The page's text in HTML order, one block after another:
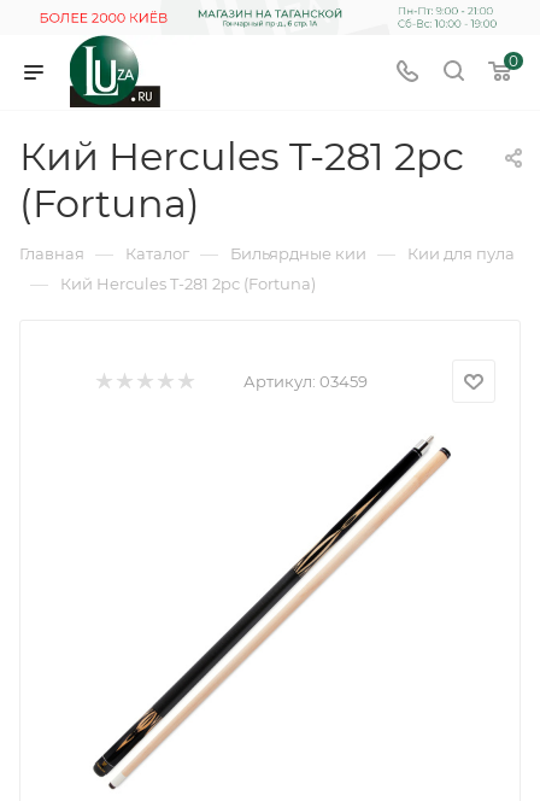
0
Кий Hercules T-281 2pc
(Fortuna)
Главная — Каталог — Бильярдные кии — Кии для пула
— Кий Hercules T-281 2pc (Fortuna)
Артикул: 03459